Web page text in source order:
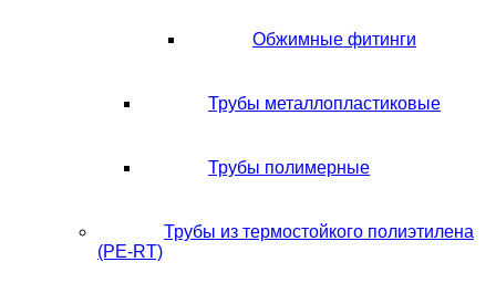
Обжимные фитинги
Трубы металлопластиковые
Трубы полимерные
Трубы из термостойкого полиэтилена
(PE-RT)